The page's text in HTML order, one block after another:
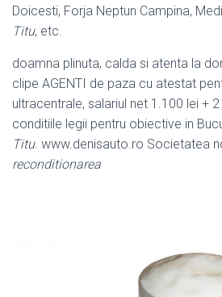
Doicesti, Forja Neptun Campina,
Titu, etc.
doamna plinuta, calda si atenta la
clipe AGENTI de paza cu atestat
ultracentrale, salariul net 1.100 lei + 2
conditiile legii pentru obiective in
Titu. www.denisauto.ro Societatea
reconditionarea